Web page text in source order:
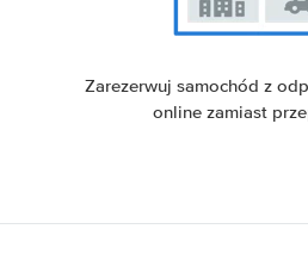
Zarezerwuj samochód z
online zamiast